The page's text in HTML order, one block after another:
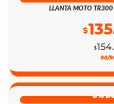
LLANTA MOTO
$
$
90/
8%